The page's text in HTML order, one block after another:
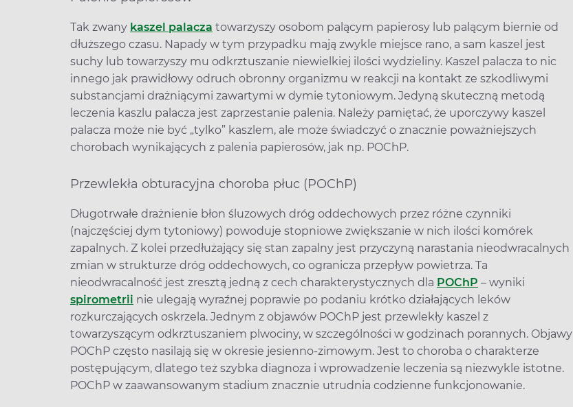
Tak zwany kaszel palacza towarzyszy osobom palącym papierosy lub palącym biernie od
dłuższego czasu. Napady w tym przypadku mają zwykle miejsce rano, a sam kaszel jest
suchy lub towarzyszy mu odkrztuszanie niewielkiej ilości wydzieliny. Kaszel palacza to nic
innego jak prawidłowy odruch obronny organizmu w reakcji na kontakt ze szkodliwymi
substancjami drażniącymi zawartymi w dymie tytoniowym. Jedyną skuteczną metodą
leczenia kaszlu palacza jest zaprzestanie palenia. Należy pamiętać, że uporczywy kaszel
palacza może nie być „tylko” kaszlem, ale może świadczyć o znacznie poważniejszych
chorobach wynikających z palenia papierosów, jak np. POChP.
Przewlekła obturacyjna choroba płuc (POChP)
Długotrwałe drażnienie błon śluzowych dróg oddechowych przez różne czynniki
(najczęściej dym tytoniowy) powoduje stopniowe zwiększanie w nich ilości komórek
zapalnych. Z kolei przedłużający się stan zapalny jest przyczyną narastania nieodwracalnych
zmian w strukturze dróg oddechowych, co ogranicza przepływ powietrza. Ta
nieodwracalność jest zresztą jedną z cech charakterystycznych dla POChP – wyniki
spirometrii nie ulegają wyraźnej poprawie po podaniu krótko działających leków
rozkurczających oskrzela. Jednym z objawów POChP jest przewlekły kaszel z
towarzyszącym odkrztuszaniem plwociny, w szczególności w godzinach porannych. Objawy
POChP często nasilają się w okresie jesienno-zimowym. Jest to choroba o charakterze
postępującym, dlatego też szybka diagnoza i wprowadzenie leczenia są niezwykle istotne.
POChP w zaawansowanym stadium znacznie utrudnia codzienne funkcjonowanie.